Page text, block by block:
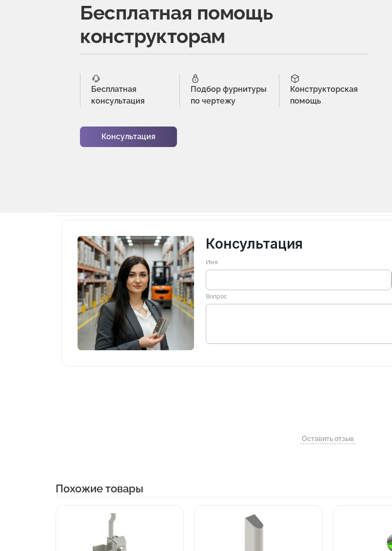
Бесплатная помощь
конструкторам
Бесплатная
консультация
Подбор фурнитуры
по чертежу
Конструкторская
помощь
Консультация
Консультация
Имя
Вопрос
Оставить отзыв
Похожие товары